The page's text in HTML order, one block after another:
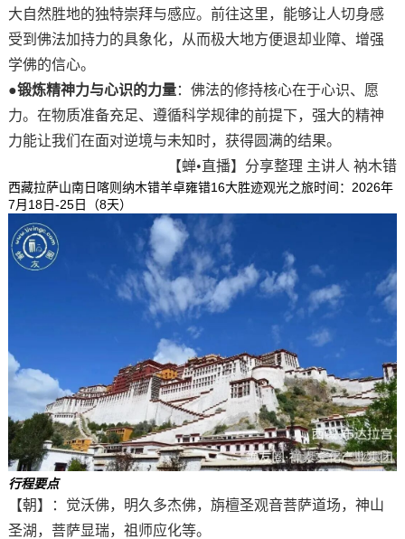
大自然胜地的独特崇拜与感应。前往这里，能够让人切身感
受到佛法加持力的具象化，从而极大地方便退却业障、增强
学佛的信心。
●锻炼精神力与心识的力量：佛法的修持核心在于心识、愿
力。在物质准备充足、遵循科学规律的前提下，强大的精神
力能让我们在面对逆境与未知时，获得圆满的结果。
【蝉•直播】分享整理 主讲人 衲木错
西藏拉萨山南日喀则纳木错羊卓雍错16大胜迹观光之旅时间：2026年
7月18日-25日（8天）
行程要点
【朝】：觉沃佛，明久多杰佛，旃檀圣观音菩萨道场，神山
圣湖，菩萨显瑞，祖师应化等。